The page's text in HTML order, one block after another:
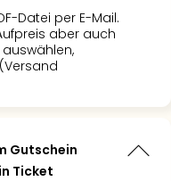
Datei per E-Mail.
aber auch
Gutschein
Ticket